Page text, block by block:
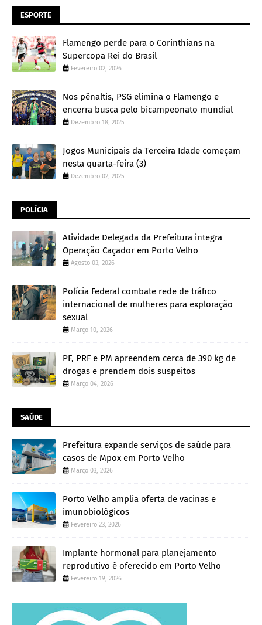
ESPORTE
Flamengo perde para o Corinthians na
Supercopa Rei do Brasil
Fevereiro 02, 2026
Nos pênaltis, PSG elimina o Flamengo e
encerra busca pelo bicampeonato mundial
Dezembro 18, 2025
Jogos Municipais da Terceira Idade começam
nesta quarta-feira (3)
Dezembro 02, 2025
POLÍCIA
Atividade Delegada da Prefeitura integra
Operação Caçador em Porto Velho
Agosto 03, 2026
Polícia Federal combate rede de tráfico
internacional de mulheres para exploração
sexual
Março 10, 2026
PF, PRF e PM apreendem cerca de 390 kg de
drogas e prendem dois suspeitos
Março 04, 2026
SAÚDE
Prefeitura expande serviços de saúde para
casos de Mpox em Porto Velho
Março 03, 2026
Porto Velho amplia oferta de vacinas e
imunobiológicos
Fevereiro 23, 2026
Implante hormonal para planejamento
reprodutivo é oferecido em Porto Velho
Fevereiro 19, 2026